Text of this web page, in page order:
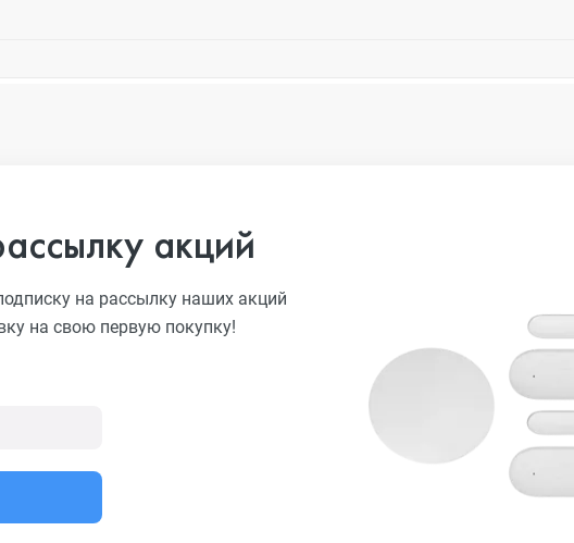
акций
на рассылку наших акций
на свою первую покупку!